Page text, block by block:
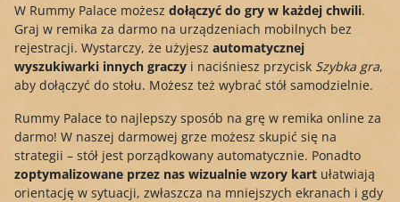
W Rummy Palace możesz dołączyć do gry w każdej chwili.
Graj w remika za darmo na urządzeniach mobilnych bez
rejestracji. Wystarczy, że użyjesz automatycznej
wyszukiwarki innych graczy i naciśniesz przycisk Szybka gra,
aby dołączyć do stołu. Możesz też wybrać stół samodzielnie.
Rummy Palace to najlepszy sposób na grę w remika online za
darmo! W naszej darmowej grze możesz skupić się na
strategii – stół jest porządkowany automatycznie. Ponadto
zoptymalizowane przez nas wizualnie wzory kart ułatwiają
orientację w sytuacji, zwłaszcza na mniejszych ekranach i gdy